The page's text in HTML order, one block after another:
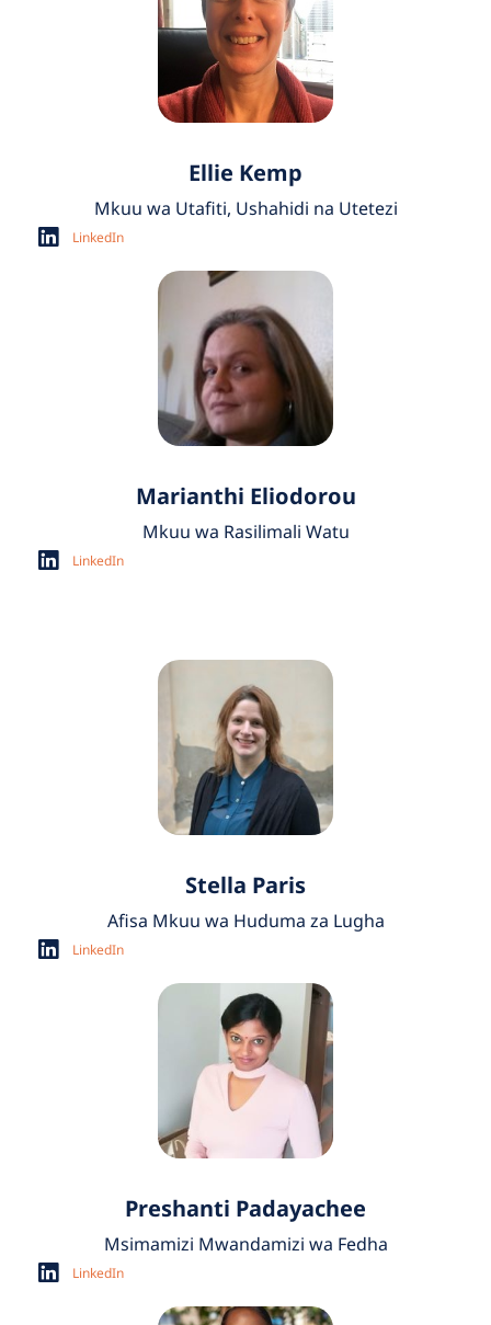
Ellie Kemp
Mkuu wa Utafiti, Ushahidi na Utetezi
LinkedIn
Marianthi Eliodorou
Mkuu wa Rasilimali Watu
LinkedIn
Stella Paris
Afisa Mkuu wa Huduma za Lugha
LinkedIn
Preshanti Padayachee
Msimamizi Mwandamizi wa Fedha
LinkedIn